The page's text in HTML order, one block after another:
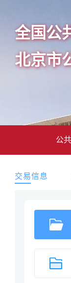
全国公
北京市
公
交易信息